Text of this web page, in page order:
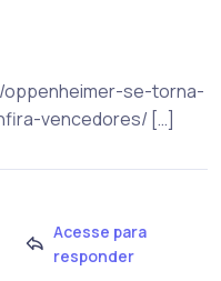
se-torna-
vencedores/ […]
Acesse para
responder